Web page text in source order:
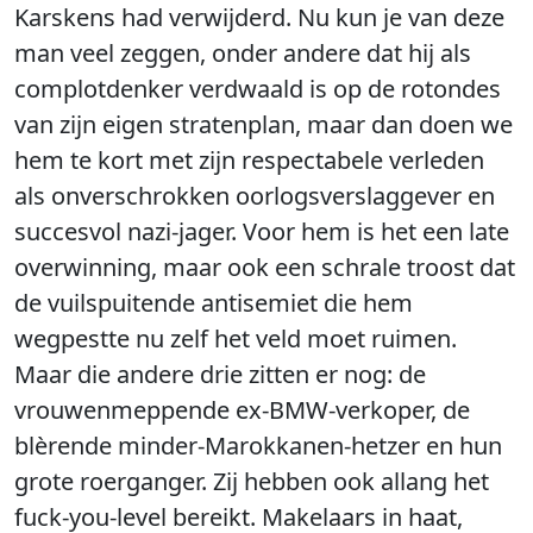
Karskens had verwijderd. Nu kun je van deze
man veel zeggen, onder andere dat hij als
complotdenker verdwaald is op de rotondes
van zijn eigen stratenplan, maar dan doen we
hem te kort met zijn respectabele verleden
als onverschrokken oorlogsverslaggever en
succesvol nazi-jager. Voor hem is het een late
overwinning, maar ook een schrale troost dat
de vuilspuitende antisemiet die hem
wegpestte nu zelf het veld moet ruimen.
Maar die andere drie zitten er nog: de
vrouwenmeppende ex-BMW-verkoper, de
blèrende minder-Marokkanen-hetzer en hun
grote roerganger. Zij hebben ook allang het
fuck-you-level bereikt. Makelaars in haat,